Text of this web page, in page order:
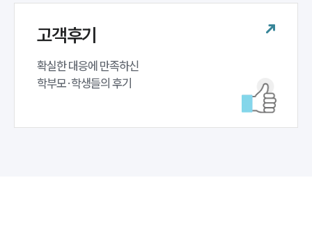
고객후기
확실한 대응에 만족하신
학부모·학생들의 후기